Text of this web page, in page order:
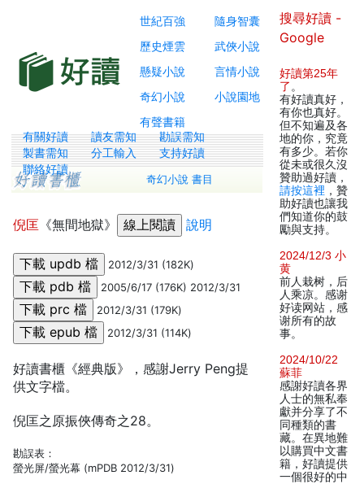
世紀百強
隨身智囊
歷史煙雲
武俠小說
懸疑小說
言情小說
奇幻小說
小說園地
有聲書籍
有關好讀 讀友需知
勘誤需知
製書需知
分工輸入
支持好讀
聯絡好讀
奇幻小說 書目
倪匡 《無間地獄》 說明
2012/3/31 (182K)
2005/6/17 (176K) 2012/3/31
2012/3/31 (179K)
2012/3/31 (114K)
好讀書櫃《經典版》，感謝Jerry Peng提
供文字檔。
倪匡之原振俠傳奇之28。
勘誤表：
螢光屏/螢光幕 (mPDB 2012/3/31)
搜尋好讀 -
Google
好讀第25年
了 。
有好讀真好，
有你也真好。
但不知遍及各
地的你，究竟
有多少。若你
從未或很久沒
贊助過好讀，
請按這裡 ，贊
助好讀也讓我
們知道你的鼓
勵與支持。
2024/12/3 小
黄
前人栽树，后
人乘凉。感谢
好读网站，感
谢所有的故
事。
2024/10/22
蘇菲
感謝好讀各界
人士的無私奉
獻并分享了不
同種類的書
藏。在異地難
以購買中文書
籍，好讀提供
一個很好的中